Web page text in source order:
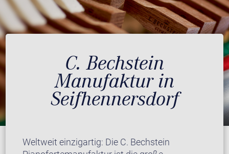
C. Bechstein
Manufaktur in
Seifhennersdorf
Weltweit einzigartig: Die C. Bechstein